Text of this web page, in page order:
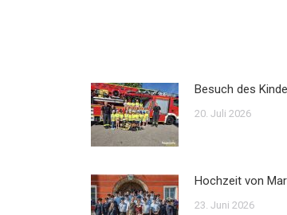
Besuch des
20. Juli 2026
Hochzeit von
23. Juni 2026